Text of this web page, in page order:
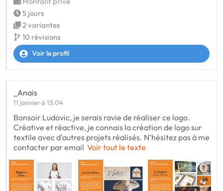
5 jours
2 variantes
10 révisions
Voir le profil
_Anais
11 janvier à 13:04
Bonsoir Ludovic, je serais ravie de réaliser ce logo.
Créative et réactive, je connais la création de logo sur
textile avec d'autres projets réalisés. N’hésitez pas à me
contacter par email Voir tout le texte